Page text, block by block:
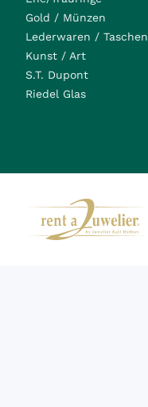
Gold / Münzen
Lederwaren / Taschen
Kunst / Art
S.T. Dupont
Riedel Glas